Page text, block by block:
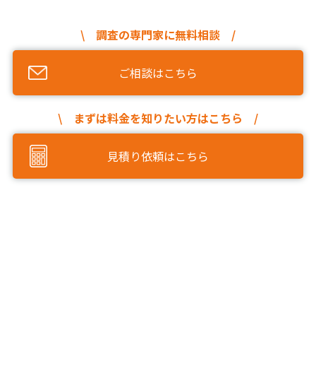
\ 調査の専門家に無料相談 /
ご相談はこちら
\ まずは料金を知りたい方はこちら /
見積り依頼はこちら